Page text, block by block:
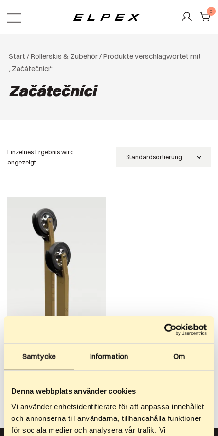
Samtycke Information Om
Denna webbplats använder cookies
Vi använder enhetsidentifierare för att anpassa innehållet
och annonserna till användarna, tillhandahålla funktioner
för sociala medier och analysera vår trafik. Vi
Inhalt
0
Start /Rollerskis & Zubehör/ Produkte verschlagwortet mit
„Začátečníci“
Začátečníci
Einzelnes Ergebnis wird
angezeigt
Classic Off Road
Unser einzigartigstes Modell.
Wenn Sie keinen Zugang zu
ist…